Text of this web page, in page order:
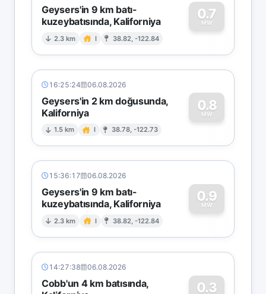
Geysers'in 9 km batı-
kuzeybatısında, Kaliforniya
2.3 km I 38.82, -122.84
0.7
MW
0
16:25:24 06.08.2026
Geysers'in 2 km doğusunda,
Kaliforniya
1.5 km I 38.78, -122.73
0.8
MW
0
15:36:17 06.08.2026
Geysers'in 9 km batı-
kuzeybatısında, Kaliforniya
2.3 km I 38.82, -122.84
0.9
MW
0
14:27:38 06.08.2026
Cobb'un 4 km batısında,
0.3